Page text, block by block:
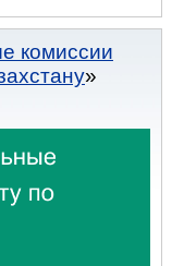
комиссии